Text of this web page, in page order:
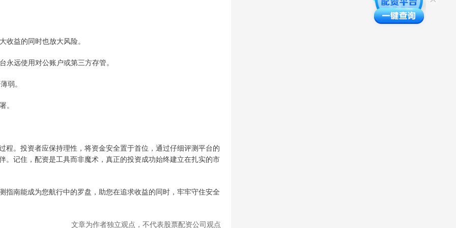
收益的同时也放大风险。
远使用对公账户或第三方存管。
弱。
。
。投资者应保持理性，将资金安全置于首位，通过仔细评测平台的
记住，配资是工具而非魔术，真正的投资成功始终建立在扎实的市
南能成为您航行中的罗盘，助您在追求收益的同时，牢牢守住安全
文章为作者独立观点，不代表股票配资公司观点